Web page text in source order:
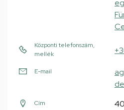
Központi telefonszám,
mellék
E-mail
Cím